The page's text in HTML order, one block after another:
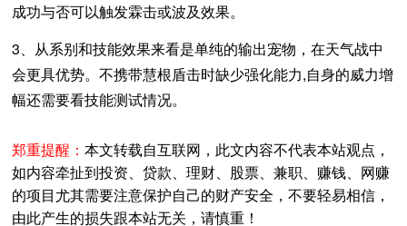
成功与否可以触发霖击或波及效果。
3、从系别和技能效果来看是单纯的输出宠物，在天气战中
会更具优势。不携带慧根盾击时缺少强化能力,自身的威力增
幅还需要看技能测试情况。
郑重提醒： 本文转载自互联网，此文内容不代表本站观点，
如内容牵扯到投资、贷款、理财、股票、兼职、赚钱、网赚
的项目尤其需要注意保护自己的财产安全，不要轻易相信，
由此产生的损失跟本站无关，请慎重！